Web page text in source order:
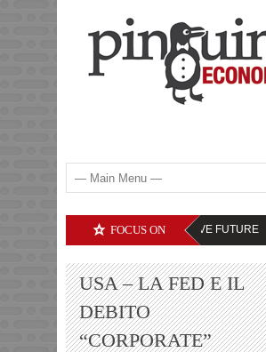
FOCUS ON
– LE PROSPETTIVE FUTURE
USA – LA FED E IL
DEBITO
“CORPORATE”